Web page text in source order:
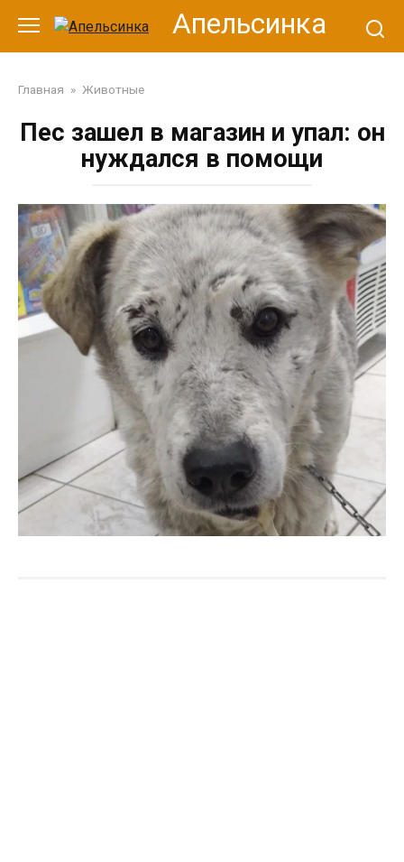
контенту
Апельсинка
Главная » Животные
Пес зашел в магазин и упал: он
нуждался в помощи